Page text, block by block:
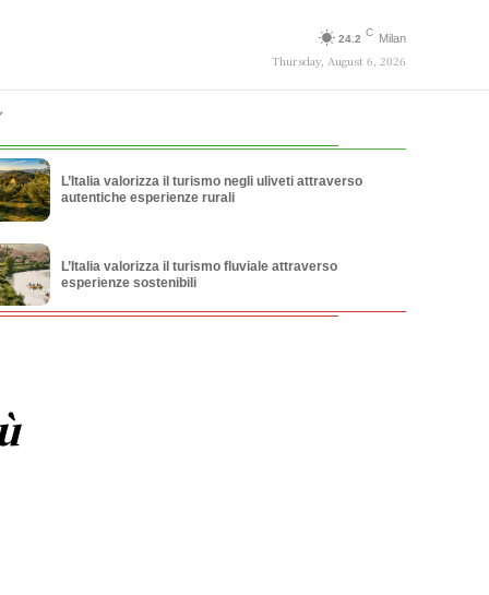
24.2
C Milan
Thursday, August 6, 2026
L’Italia valorizza il turismo negli uliveti attraverso
autentiche esperienze rurali
L’Italia valorizza il turismo fluviale attraverso
esperienze sostenibili